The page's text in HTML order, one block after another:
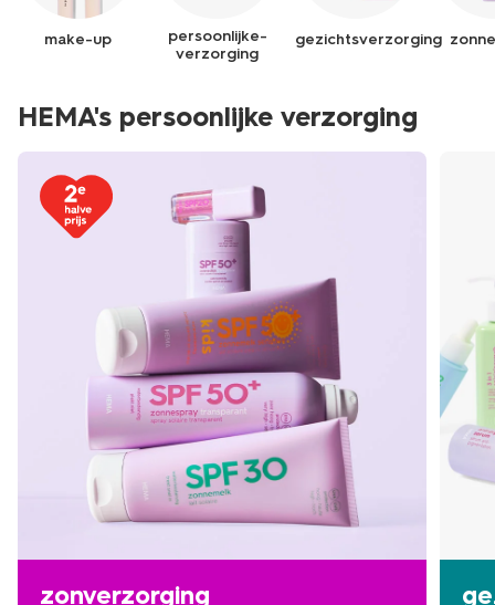
make-up
persoonlijke-
verzorging
gezichtsverzorging
HEMA's persoonlijke verzorging
zonverzorging